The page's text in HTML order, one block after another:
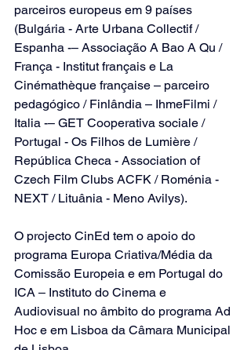
parceiros europeus em 9 países
(Bulgária - Arte Urbana Collectif /
Espanha -– Associação A Bao A Qu /
França - Institut français e La
Cinémathèque française – parceiro
pedagógico / Finlândia – IhmeFilmi /
Italia -– GET Cooperativa sociale /
Portugal - Os Filhos de Lumière /
República Checa - Association of
Czech Film Clubs ACFK / Roménia -
NEXT / Lituânia - Meno Avilys).
O projecto CinEd tem o apoio do
programa Europa Criativa/Média da
Comissão Europeia e em Portugal do
ICA – Instituto do Cinema e
Audiovisual no âmbito do programa Ad
Hoc e em Lisboa da Câmara Municipal